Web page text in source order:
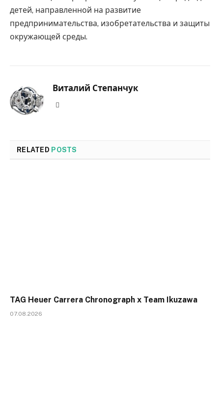
детей, направленной на развитие
предпринимательства, изобретательства и защиты
окружающей среды.
Виталий Степанчук
RELATED POSTS
TAG Heuer Carrera Chronograph x Team Ikuzawa
07.08.2026